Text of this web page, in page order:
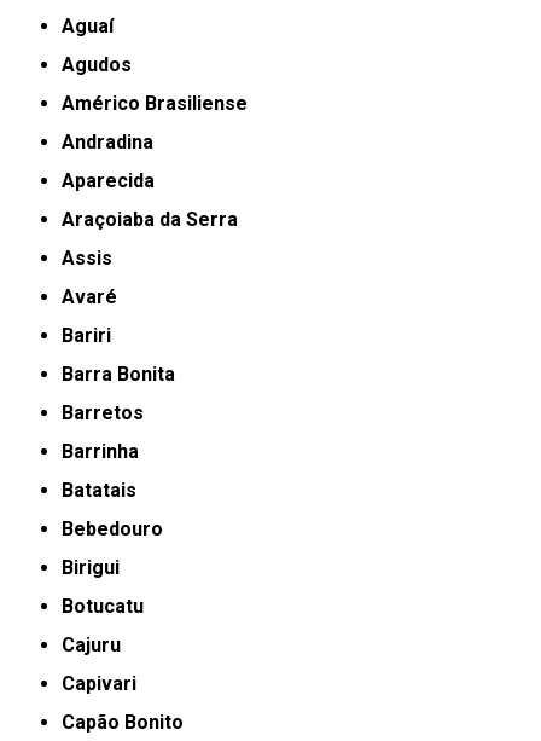
Aguaí
Agudos
Américo Brasiliense
Andradina
Aparecida
Araçoiaba da Serra
Assis
Avaré
Bariri
Barra Bonita
Barretos
Barrinha
Batatais
Bebedouro
Birigui
Botucatu
Cajuru
Capivari
Capão Bonito